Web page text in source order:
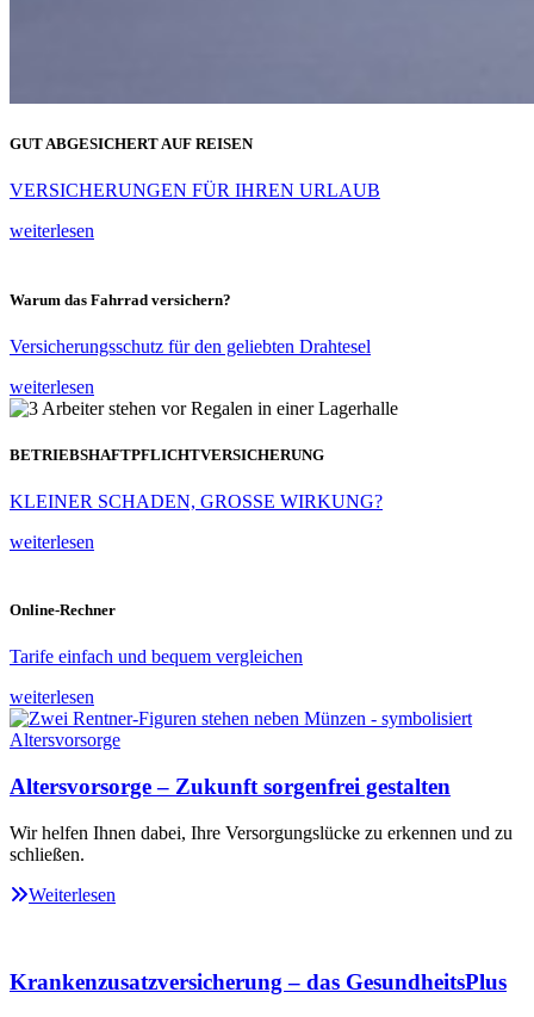
GUT ABGESICHERT AUF REISEN
VERSICHERUNGEN FÜR IHREN URLAUB
weiterlesen
Warum das Fahrrad versichern?
Versicherungsschutz für den geliebten Drahtesel
weiterlesen
BETRIEBSHAFTPFLICHTVERSICHERUNG
KLEINER SCHADEN, GROSSE WIRKUNG?
weiterlesen
Online-Rechner
Tarife einfach und bequem vergleichen
weiterlesen
Altersvorsorge – Zukunft sorgenfrei gestalten
Wir helfen Ihnen dabei, Ihre Versorgungslücke zu erkennen und zu
schließen.
Weiterlesen
Krankenzusatzversicherung – das GesundheitsPlus